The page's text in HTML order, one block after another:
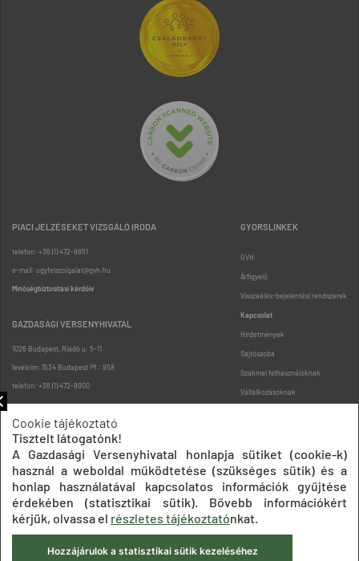
PIACI JELZÉSEKET VIZSGÁLÓ IRODA
telefon: +36 (1) 472-8851
e-mail: ugyfelszolgalat@gvh.hu
Minőségbiztosítási kérdőív
GAZDASÁGI VERSENYHIVATAL
1026 Budapest, Riadó u. 5-11.
levélcím: 1534 Budapest Pf.: 958
telefon: +36 (1) 472-8900
GYORSLINKEK
GVH
Árfigyelő
Visszaélés-bejelentési rendszerek
Kapcsolat
Hirdetmények
Sajtószoba
Szakmai felhasználóknak
Vállalkozásoknak
Oldaltérkép
Impresszum Adatkezelési tájékoztatók Akadálymentesítési nyilatkozat
Cookie tájékoztató
Tisztelt látogatónk!
A Gazdasági Versenyhivatal honlapja sütiket (cookie-k)
használ a weboldal működtetése (szükséges sütik) és a
honlap használatával kapcsolatos információk gyűjtése
érdekében (statisztikai sütik). Bővebb információkért
kérjük, olvassa el részletes tájékoztatónkat.
Hozzájárulok a statisztikai sütik kezeléséhez